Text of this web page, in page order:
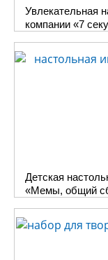
Увлекательная
компании «7
Детская
«Мемы, общий